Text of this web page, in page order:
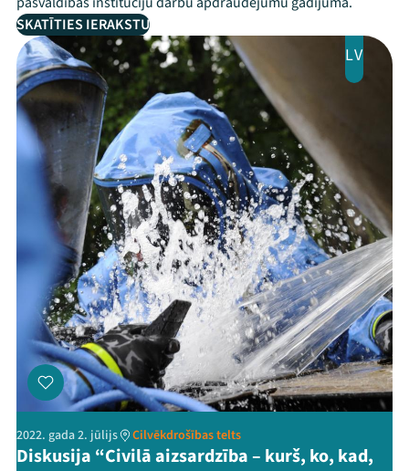
SKATĪTIES IERAKSTU
LV
2022. gada 2. jūlijs Cilvēkdrošības telts
Diskusija “Civilā aizsardzība – kurš, ko, kad,